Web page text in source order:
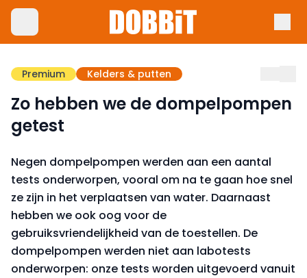
Premium Kelders & putten
Zo hebben we de dompelpompen
getest
Negen dompelpompen werden aan een aantal
tests onderworpen, vooral om na te gaan hoe snel
ze zijn in het verplaatsen van water. Daarnaast
hebben we ook oog voor de
gebruiksvriendelijkheid van de toestellen. De
dompelpompen werden niet aan labotests
onderworpen: onze tests worden uitgevoerd vanuit